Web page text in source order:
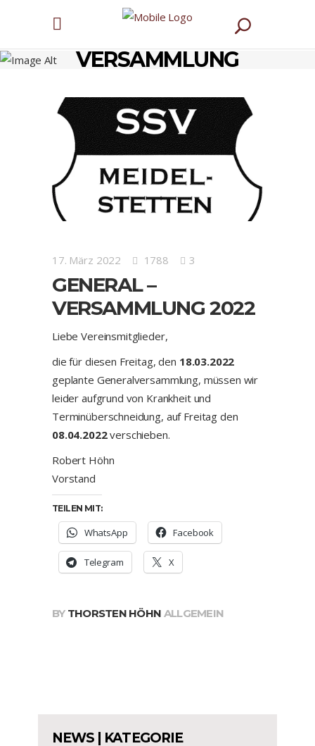
VERSAMMLUNG
17. März 2022 1788 3
GENERAL –
VERSAMMLUNG 2022
Liebe Vereinsmitglieder,
die für diesen Freitag, den 18.03.2022
geplante Generalversammlung, müssen wir
leider aufgrund von Krankheit und
Terminüberschneidung, auf Freitag den
08.04.2022verschieben.
Robert Höhn
Vorstand
TEILEN MIT:
WhatsApp Facebook
Telegram X
BY THORSTEN HÖHN ALLGEMEIN
NEWS | KATEGORIE